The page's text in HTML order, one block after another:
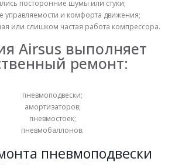
посторонние шумы или стуки;
управляемости и комфорта движения;
или слишком частая работа компрессора.
Airsus выполняет
ремонт:
пневмоподвески;
амортизаторов;
пневмостоек;
пневмобаллонов.
пневмоподвески
Пневмоподушка пневмобаллон Zeekr 001 2024 (задняя левая)
Пневмоподушка пневмобаллон Zeekr 001 (задняя)
0из 5
₴16,000
Пневмоподушка пневмобаллон Zeekr 001 (задняя)